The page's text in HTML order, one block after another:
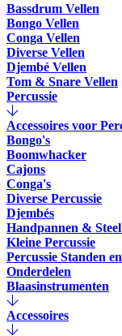
Bassdrum Vellen
Bongo Vellen
Conga Vellen
Diverse Vellen
Djembé Vellen
Tom & Snare Vellen
Percussie
Accessoires voor
Bongo's
Boomwhacker
Cajons
Conga's
Diverse Percussie
Djembés
Handpannen &
Kleine Percussie
Percussie Standen
Onderdelen
Blaasinstrumenten
Accessoires